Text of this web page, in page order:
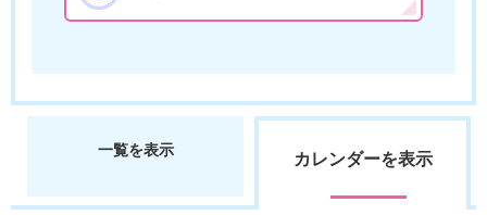
一覧を表示 カレンダーを表示